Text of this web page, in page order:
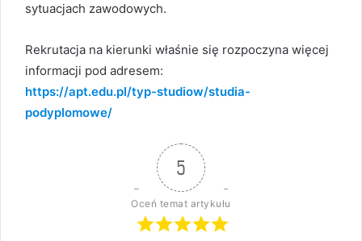
sytuacjach zawodowych.
Rekrutacja na kierunki właśnie się rozpoczyna więcej
informacji pod adresem:
https://apt.edu.pl/typ-studiow/studia-
podyplomowe/
5
Oceń temat artykułu